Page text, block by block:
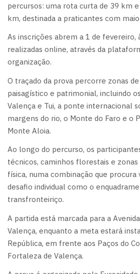
percursos: uma rota curta de 39 km
km, destinada a praticantes com
As inscrições abrem a 1 de fevereiro,
realizadas online, através da
organização.
O traçado da prova percorre zonas
paisagístico e patrimonial, incluindo
Valença e Tui, a ponte internacional
margens do rio, o Monte do Faro e o
Monte Aloia.
Ao longo do percurso, os
técnicos, caminhos florestais e
física, numa combinação que
desafio individual como o
transfronteiriço.
A partida está marcada para a
Valença, enquanto a meta estará
República, em frente aos Paços do
Fortaleza de Valença.